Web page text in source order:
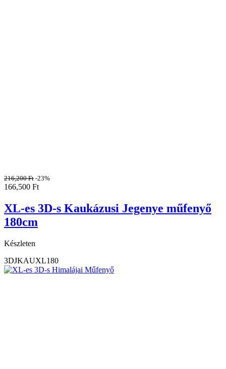
216,200Ft -23%
166,500 Ft
XL-es 3D-s Kaukázusi Jegenye műfenyő
180cm
Készleten
3DJKAUXL180